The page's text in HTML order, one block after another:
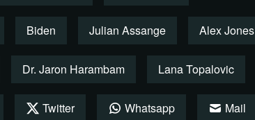
Biden Julian Assange Alex Jones
Dr. Jaron Harambam Lana Topalovic
Twitter Whatsapp Mail